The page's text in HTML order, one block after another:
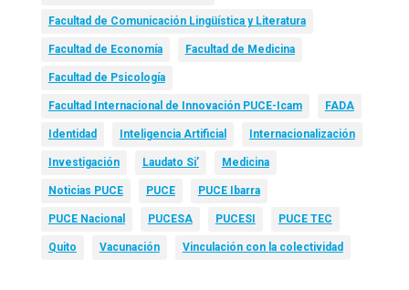
Facultad de Comunicación Lingüística y Literatura
Facultad de Economía Facultad de Medicina
Facultad de Psicología
Facultad Internacional de Innovación PUCE-Icam FADA
Identidad Inteligencia Artificial Internacionalización
Investigación Laudato Si’ Medicina
Noticias PUCE PUCE PUCE Ibarra
PUCE Nacional PUCESA PUCESI PUCE TEC
Quito Vacunación Vinculación con la colectividad